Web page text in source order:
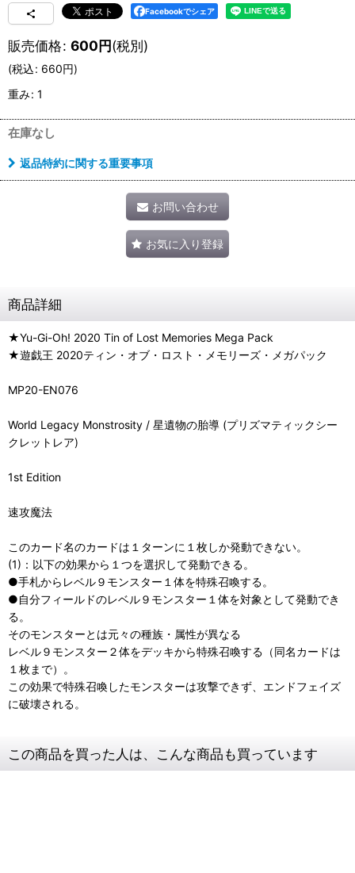
Facebookでシェア
販売価格: 600円(税別)
(税込: 660円)
重み: 1
在庫なし
返品特約に関する重要事項
お問い合わせ
お気に入り登録
商品詳細
★Yu-Gi-Oh! 2020 Tin of Lost Memories Mega Pack
★遊戯王 2020ティン・オブ・ロスト・メモリーズ・メガパック
MP20-EN076
World Legacy Monstrosity / 星遺物の胎導 (プリズマティックシー
クレットレア)
1st Edition
速攻魔法
このカード名のカードは１ターンに１枚しか発動できない。
(1)：以下の効果から１つを選択して発動できる。
●手札からレベル９モンスター１体を特殊召喚する。
●自分フィールドのレベル９モンスター１体を対象として発動でき
る。
そのモンスターとは元々の種族・属性が異なる
レベル９モンスター２体をデッキから特殊召喚する（同名カードは
１枚まで）。
この効果で特殊召喚したモンスターは攻撃できず、エンドフェイズ
に破壊される。
この商品を買った人は、こんな商品も買っています